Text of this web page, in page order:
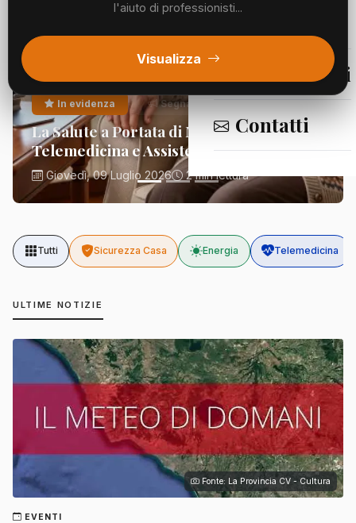
Segnalazioni
Contatti
l'aiuto di professionisti...
Visualizza
In evidenza Segnalazioni
La Salute a Portata di Mano:
Telemedicina e Assistenza Domiciliare
Giovedì, 09 Luglio 2026 2 min lettura
Tutti Sicurezza Casa Energia Telemedicina
ULTIME NOTIZIE
Fonte: La Provincia CV - Cultura
EVENTI